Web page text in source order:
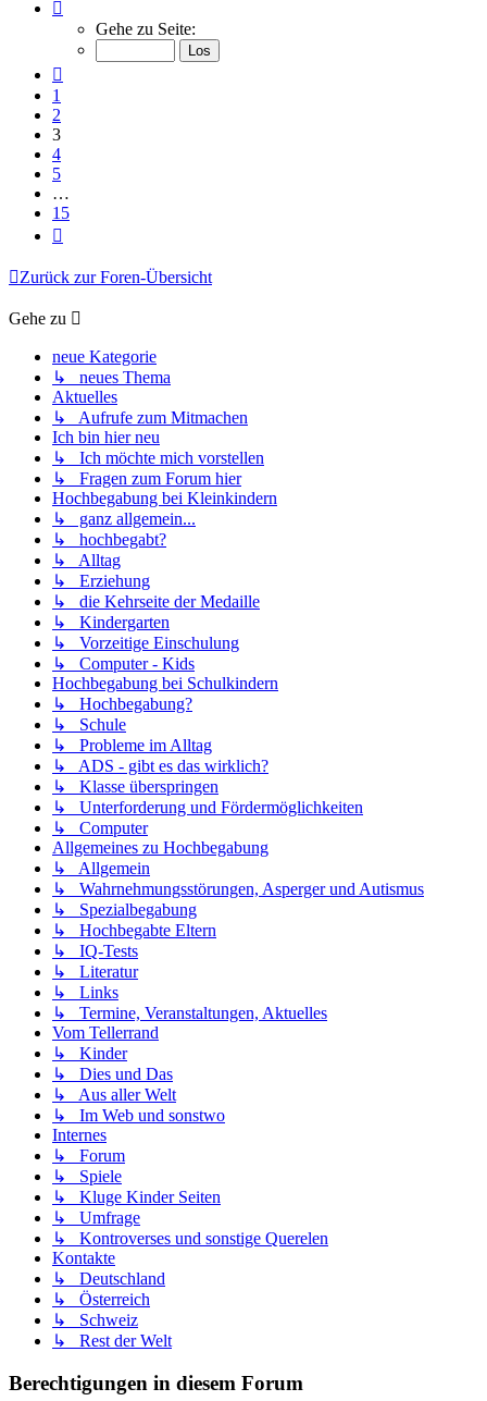
von
Gehe zu Seite:
1
2
3
4
5
…
15
Zurück zur Foren-Übersicht
Gehe zu
neue Kategorie
↳ neues Thema
Aktuelles
↳ Aufrufe zum Mitmachen
Ich bin hier neu
↳ Ich möchte mich vorstellen
↳ Fragen zum Forum hier
Hochbegabung bei Kleinkindern
↳ ganz allgemein...
↳ hochbegabt?
↳ Alltag
↳ Erziehung
↳ die Kehrseite der Medaille
↳ Kindergarten
↳ Vorzeitige Einschulung
↳ Computer - Kids
Hochbegabung bei Schulkindern
↳ Hochbegabung?
↳ Schule
↳ Probleme im Alltag
↳ ADS - gibt es das wirklich?
↳ Klasse überspringen
↳ Unterforderung und Fördermöglichkeiten
↳ Computer
Allgemeines zu Hochbegabung
↳ Allgemein
↳ Wahrnehmungsstörungen, Asperger und Autismus
↳ Spezialbegabung
↳ Hochbegabte Eltern
↳ IQ-Tests
↳ Literatur
↳ Links
↳ Termine, Veranstaltungen, Aktuelles
Vom Tellerrand
↳ Kinder
↳ Dies und Das
↳ Aus aller Welt
↳ Im Web und sonstwo
Internes
↳ Forum
↳ Spiele
↳ Kluge Kinder Seiten
↳ Umfrage
↳ Kontroverses und sonstige Querelen
Kontakte
↳ Deutschland
↳ Österreich
↳ Schweiz
↳ Rest der Welt
Berechtigungen in diesem Forum